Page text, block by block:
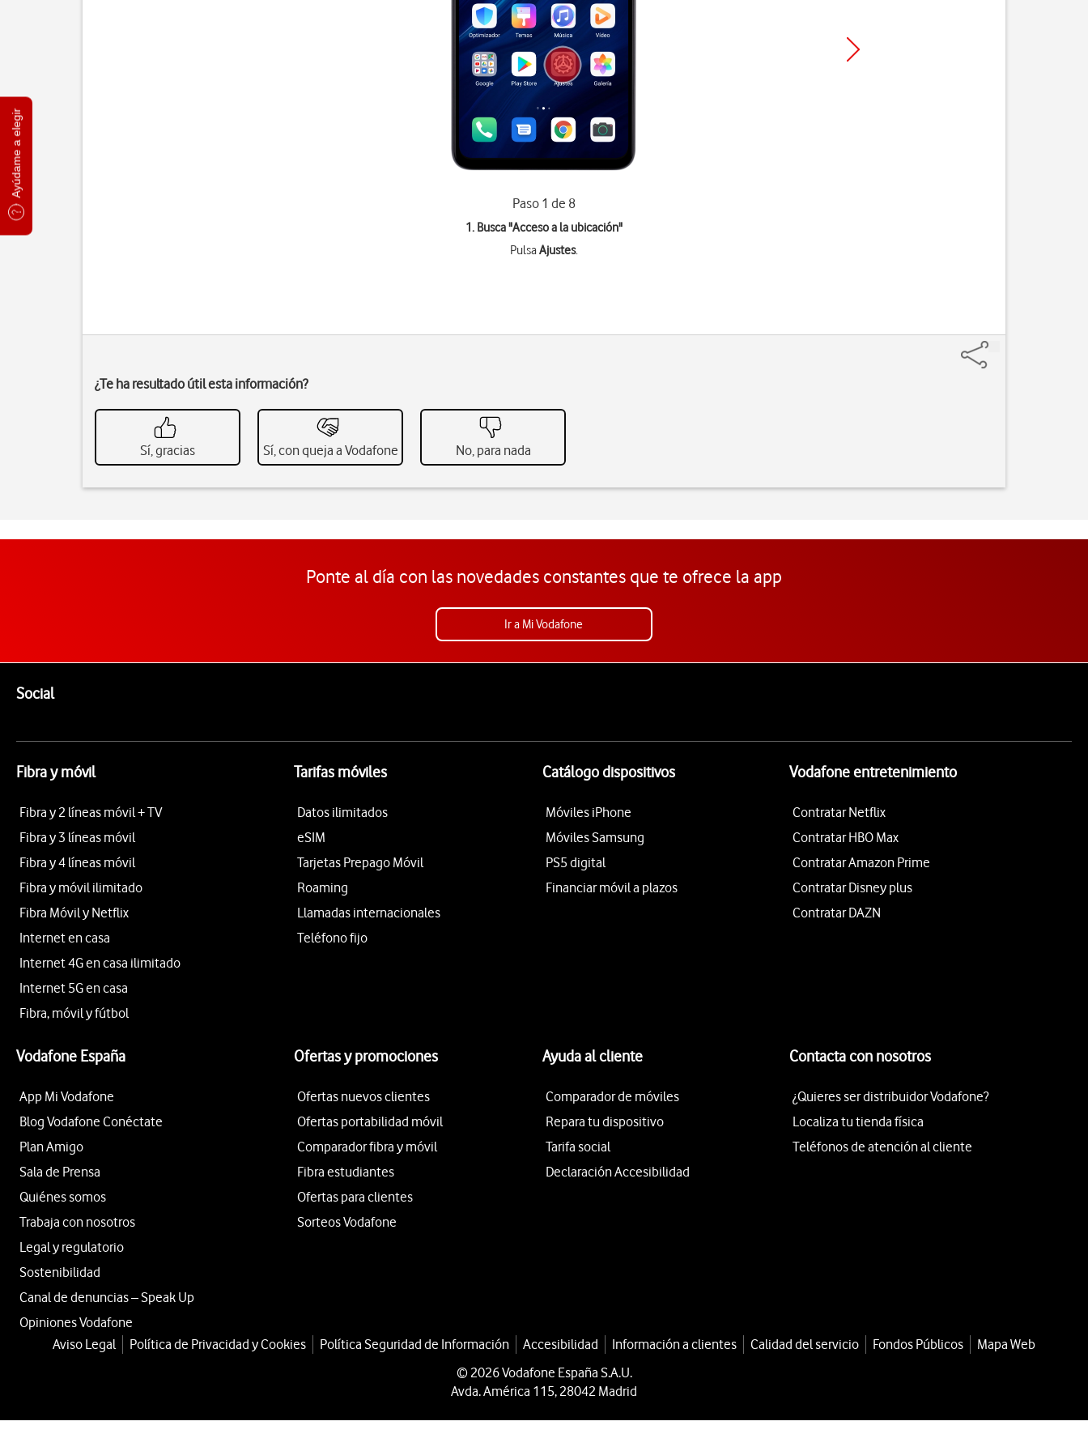
Ayúdame a elegir
Paso 1 de 8
1. Busca "Acceso a la ubicación"
PulsaAjustes.
¿Te ha resultado útil esta información?
Sí, gracias Sí, con queja a Vodafone No, para nada
Ponte al día con las novedades constantes que te ofrece la app
Ir a Mi Vodafone
SocialEnlaces a las redes sociales de Vodafone
Fibra y móvil
Fibra y 2 líneas móvil + TV
Fibra y 3 líneas móvil
Fibra y 4 líneas móvil
Fibra y móvil ilimitado
Fibra Móvil y Netflix
Internet en casa
Internet 4G en casa ilimitado
Internet 5G en casa
Fibra, móvil y fútbol
Tarifas móviles
Datos ilimitados
eSIM
Tarjetas Prepago Móvil
Roaming
Llamadas internacionales
Teléfono fijo
Catálogo dispositivos
Móviles iPhone
Móviles Samsung
PS5 digital
Financiar móvil a plazos
Vodafone entretenimiento
Contratar Netflix
Contratar HBO Max
Contratar Amazon Prime
Contratar Disney plus
Contratar DAZN
Vodafone España
App Mi Vodafone
Blog Vodafone Conéctate
Plan Amigo
Sala de Prensa
Quiénes somos
Trabaja con nosotros
Legal y regulatorio
Sostenibilidad
Canal de denuncias – Speak Up
Opiniones Vodafone
Ofertas y promociones
Ofertas nuevos clientes
Ofertas portabilidad móvil
Comparador fibra y móvil
Fibra estudiantes
Ofertas para clientes
Sorteos Vodafone
Ayuda al cliente
Comparador de móviles
Repara tu dispositivo
Tarifa social
Declaración Accesibilidad
Contacta con nosotros
¿Quieres ser distribuidor Vodafone?
Localiza tu tienda física
Teléfonos de atención al cliente
Aviso Legal Política de Privacidad y Cookies Política Seguridad de Información Accesibilidad Información a clientes Calidad del servicio Fondos Públicos
Mapa Web
© 2026 Vodafone España S.A.U.
Avda. América 115, 28042 Madrid